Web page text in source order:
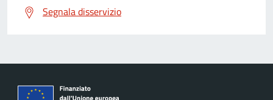
Segnala disservizio